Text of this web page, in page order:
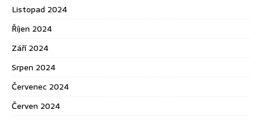
Listopad 2024
Říjen 2024
Září 2024
Srpen 2024
Červenec 2024
Červen 2024